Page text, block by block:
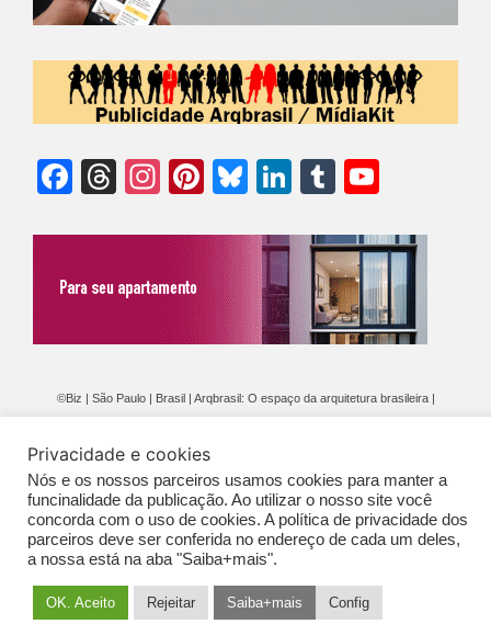
Facebook
Threads
Instagram
Pinterest
Bluesky
LinkedIn
Tumblr
©Biz | São Paulo | Brasil | Arqbrasil: O espaço da arquitetura brasileira |
GERAIS DE PUBLICAÇÃO (CGP
Privacidade e cookies
Nós e os nossos parceiros usamos cookies para manter a
funcinalidade da publicação. Ao utilizar o nosso site você
concorda com o uso de cookies. A política de privacidade dos
parceiros deve ser conferida no endereço de cada um deles,
a nossa está na aba "Saiba+mais".
OK. Aceito Rejeitar Saiba+mais Config